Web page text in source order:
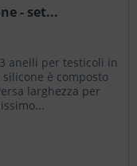
- set...
anelli per testicoli in
è composto
larghezza per